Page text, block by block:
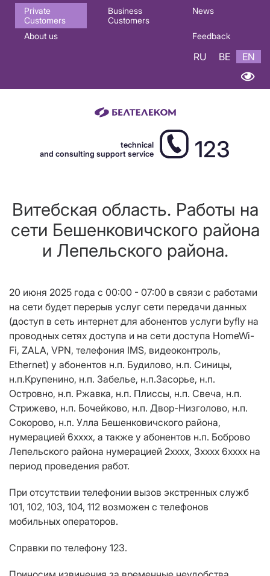
Основная
навигация
Private
Customers
Business
Customers
News
About us Feedback
RU BE EN
technical
and consulting support service
123
Витебская область. Работы на
сети Бешенковичского района
и Лепельского района.
20 июня 2025 года с 00:00 - 07:00 в связи с работами
на сети будет перерыв услуг сети передачи данных
(доступ в сеть интернет для абонентов услуги byfly на
проводных сетях доступа и на сети доступа HomeWi-
Fi, ZALA, VPN, телефония IMS, видеоконтроль,
Ethernet) у абонентов н.п. Будилово, н.п. Синицы,
н.п.Крупенино, н.п. Забелье, н.п.Засорье, н.п.
Островно, н.п. Ржавка, н.п. Плиссы, н.п. Свеча, н.п.
Стрижево, н.п. Бочейково, н.п. Двор-Низголово, н.п.
Сокорово, н.п. Улла Бешенковичского района,
нумерацией 6хххх, а также у абонентов н.п. Боброво
Лепельского района нумерацией 2хххх, 3хххх 6хххх на
период проведения работ.
При отсутствии телефонии вызов экстренных служб
101, 102, 103, 104, 112 возможен с телефонов
мобильных операторов.
Справки по телефону 123.